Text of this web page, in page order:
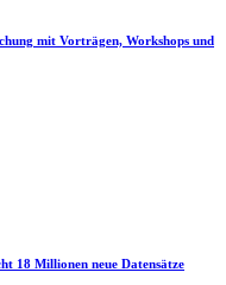
mit Vorträgen, Workshops und
18 Millionen neue Datensätze